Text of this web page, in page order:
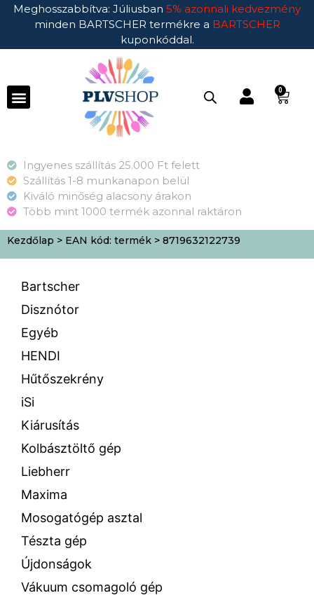
Meghosszabbítva: Júliusban 5% azonnali kedvezmény
minden BARTSCHER termékre a BARTSCHER
kuponkóddal.
0
Ingyenes szállítás 25.000 Ft felett
Szállítás 1-8 munkanapon belül
Kiváló minőség alacsony árakon
Több mint 1000 termék azonnal raktáron
Kezdőlap > EAN kód: termék > 8719632122739
Bartscher
Disznótor
Egyéb
HENDI
Hűtőszekrény
iSi
Kiárusítás
Kolbásztöltő gép
Liebherr
Maxima
Mosogatógép asztal
Tészta gép
Újdonságok
Vákuum csomagoló gép